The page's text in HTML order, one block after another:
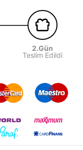
2.Gün
Teslim Edildi